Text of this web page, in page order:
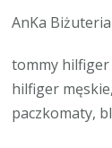
AnKa Biżuteria
tommy
hilfiger
paczkomaty,